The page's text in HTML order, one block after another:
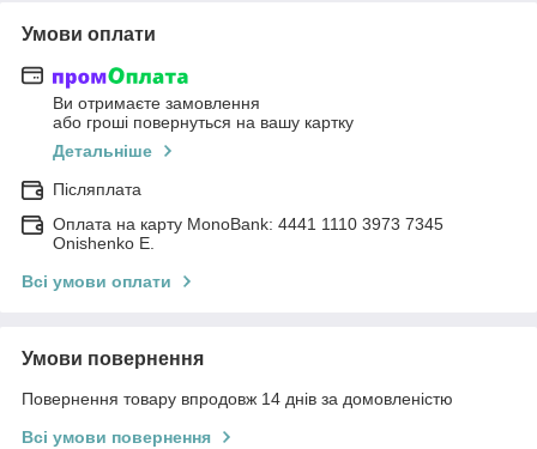
Умови оплати
Ви отримаєте замовлення
або гроші повернуться на вашу картку
Детальніше
Післяплата
Оплата на карту MonoBank: 4441 1110 3973 7345
Onishenko E.
Всі умови оплати
Умови повернення
Повернення товару впродовж 14 днів за домовленістю
Всі умови повернення